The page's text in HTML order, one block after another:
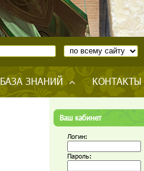
БАЗА ЗНАНИЙ КОНТАКТЫ
Ваш кабинет
Логин:
Пароль: